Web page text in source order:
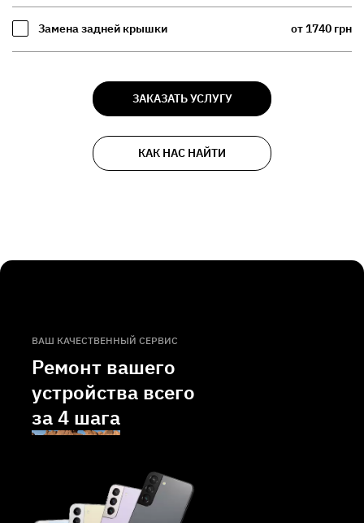
Замена задней крышки от 1740 грн
ЗАКАЗАТЬ УСЛУГУ
КАК НАС НАЙТИ
ВАШ КАЧЕСТВЕННЫЙ СЕРВИС
Ремонт вашего
устройства всего
за4 шага